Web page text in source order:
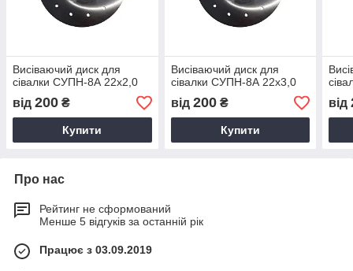
Висіваючий диск для
сівалки СУПН-8А 22х2,0
від 200 ₴
Купити
Висіваючий диск для
сівалки СУПН-8А 22х3,0
від 200₴
Купити
від
Про нас
Рейтинг не сформований
Менше 5 відгуків за останній рік
Працює з 03.09.2019